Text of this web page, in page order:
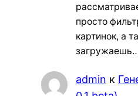
просто
картинок, а
admin к